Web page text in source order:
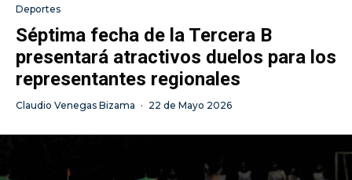
Deportes
Séptima fecha de la Tercera B
presentará atractivos duelos para los
representantes regionales
Claudio Venegas Bizama · 22 de Mayo 2026